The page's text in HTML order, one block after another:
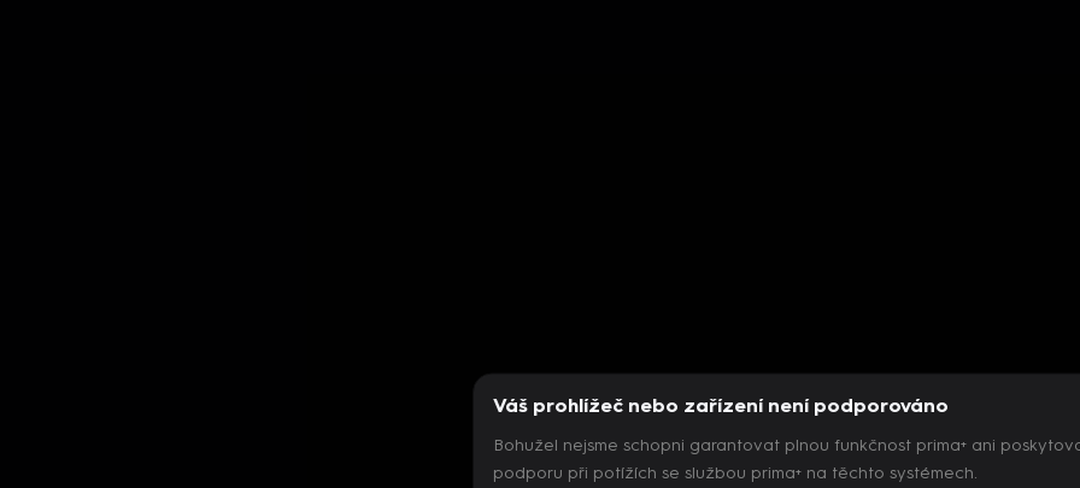
Váš prohlížeč nebo zařízení není podporováno
Bohužel nejsme schopni garantovat plnou funkčnost prima+ ani
podporu při potížích se službou prima+ na těchto systémech.